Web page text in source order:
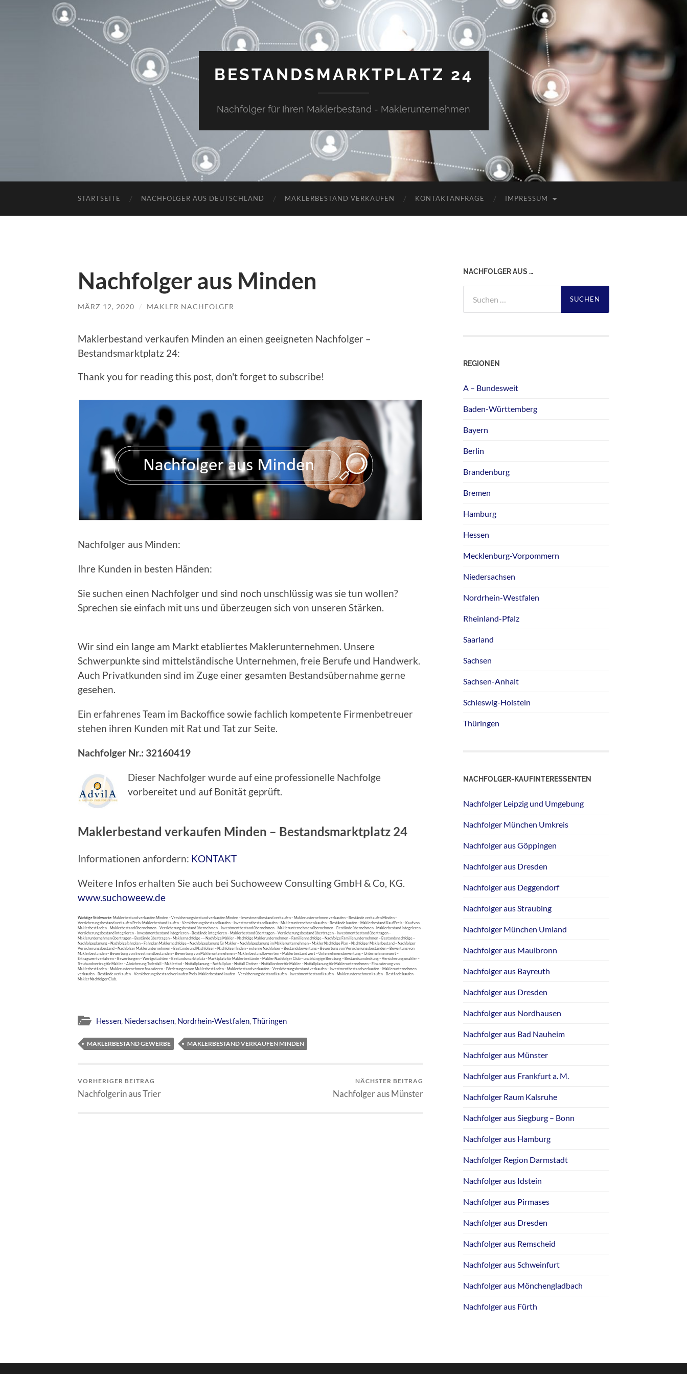
BESTANDSMARKTPLATZ 24
Nachfolger für Ihren Maklerbestand - Maklerunternehmen
STARTSEITE NACHFOLGER AUS DEUTSCHLAND MAKLERBESTAND VERKAUFEN KONTAKTANFRAGE IMPRESSUM
Nachfolger aus Minden
MÄRZ 12, 2020 / MAKLER NACHFOLGER
Maklerbestand verkaufen Minden an einen geeigneten Nachfolger –
Bestandsmarktplatz 24:
Thank you for reading this post, don't forget to subscribe!
Nachfolger aus Minden:
Ihre Kunden in besten Händen:
Sie suchen einen Nachfolger und sind noch unschlüssig was sie tun wollen?
Sprechen sie einfach mit uns und überzeugen sich von unseren Stärken.
Wir sind ein lange am Markt etabliertes Maklerunternehmen. Unsere
Schwerpunkte sind mittelständische Unternehmen, freie Berufe und Handwerk.
Auch Privatkunden sind im Zuge einer gesamten Bestandsübernahme gerne
gesehen.
Ein erfahrenes Team im Backoffice sowie fachlich kompetente Firmenbetreuer
stehen ihren Kunden mit Rat und Tat zur Seite.
Nachfolger Nr.: 32160419
Dieser Nachfolger wurde auf eine professionelle Nachfolge
vorbereitet und auf Bonität geprüft.
Maklerbestand verkaufen Minden – Bestandsmarktplatz 24
Informationen anfordern: KONTAKT
Weitere Infos erhalten Sie auch bei Suchoweew Consulting GmbH & Co, KG.
www.suchoweew.de
Wichtige Stichworte: Maklerbestand verkaufen Minden – Versicherungsbestand verkaufen Minden – Investmentbestand verkaufen – Maklerunternehmen verkaufen – Bestände verkaufen Minden –
Versicherungsbestand verkaufen Preis -Maklerbestand kaufen – Versicherungsbestand kaufen – Investmentbestand kaufen – Maklerunternehmen kaufen – Bestände kaufen – Maklerbestand Kauf Preis – Kauf von
Maklerbeständen – Maklerbestand übernehmen – Versicherungsbestand übernehmen – Investmentbestand übernehmen – Maklerunternehmen übernehmen – Bestände übernehmen –Maklerbestand integrieren –
Versicherungsbestand integrieren – Investmentbestand integrieren – Bestände integrieren – Maklerbestand übertragen – Versicherungsbestand übertragen – Investmentbestand übertragen –
Maklerunternehmen übertragen – Bestände übertragen – Maklernachfolge –– Nachfolge Makler – Nachfolge Maklerunternehmen – Familiennachfolge – Nachfolge Familienunternehmen – Bestandsnachfolge –
Nachfolgeplanung – Nachfolgefahrplan – Fahrplan Maklernachfolge – Nachfolgeplanung für Makler – Nachfolgeplanung im Maklerunternehmen – Makler Nachfolge Plan – Nachfolger Maklerbestand – Nachfolger
Versicherungsbestand – Nachfolger Maklerunternehmen – Bestände und Nachfolger – Nachfolger finden – externe Nachfolger – Bestandsbewertung – Bewertung von Versicherungsbeständen – Bewertung von
Maklerbeständen – Bewertung von Investmentbeständen – Bewertung von Maklerunternehmen – Maklerbestand bewerten – Maklerbestand wert – Unternehmensbewertung – Unternehmenswert –
Ertragswertverfahren – Bewertungen – Wertgutachten – Bestandsmarktplatz – Marktplatz für Maklerbestände – Makler Nachfolger Club – unabhängige Beratung – Bestandsumdeckung – Versicherungsmakler –
Treuhandvertrag für Makler – Absicherung Todesfall – Maklertod – Notfallplanung – Notfallplan – Notfall Ordner – Notfallordner für Makler – Notfallplanung für Maklerunternehmen – Finanzierung von
Maklerbeständen – Maklerunternehmen finanzieren – Förderungen von Maklerbeständen – Maklerbestand verkaufen – Versicherungsbestand verkaufen – Investmentbestand verkaufen – Maklerunternehmen
verkaufen – Bestände verkaufen – Versicherungsbestand verkaufen Preis -Maklerbestand kaufen – Versicherungsbestand kaufen – Investmentbestand kaufen – Maklerunternehmen kaufen – Bestände kaufen –
Makler Nachfolger Club.
Hessen, Niedersachsen, Nordrhein-Westfalen,Thüringen
MAKLERBESTAND GEWERBE MAKLERBESTAND VERKAUFEN MINDEN
VORHERIGER BEITRAG
Nachfolgerin aus Trier
NÄCHSTER BEITRAG
Nachfolger aus Münster
NACHFOLGER AUS …
nach:
REGIONEN
A – Bundesweit
Baden-Württemberg
Bayern
Berlin
Brandenburg
Bremen
Hamburg
Hessen
Mecklenburg-Vorpommern
Niedersachsen
Nordrhein-Westfalen
Rheinland-Pfalz
Saarland
Sachsen
Sachsen-Anhalt
Schleswig-Holstein
Thüringen
NACHFOLGER-KAUFINTERESSENTEN
Nachfolger Leipzig und Umgebung
Nachfolger München Umkreis
Nachfolger aus Göppingen
Nachfolger aus Dresden
Nachfolger aus Deggendorf
Nachfolger aus Straubing
Nachfolger München Umland
Nachfolger aus Maulbronn
Nachfolger aus Bayreuth
Nachfolger aus Dresden
Nachfolger aus Nordhausen
Nachfolger aus Bad Nauheim
Nachfolger aus Münster
Nachfolger aus Frankfurt a. M.
Nachfolger Raum Kalsruhe
Nachfolger aus Siegburg – Bonn
Nachfolger aus Hamburg
Nachfolger Region Darmstadt
Nachfolger aus Idstein
Nachfolger aus Pirmases
Nachfolger aus Dresden
Nachfolger aus Remscheid
Nachfolger aus Schweinfurt
Nachfolger aus Mönchengladbach
Nachfolger aus Fürth